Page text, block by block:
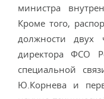
министра
Кроме того,
должности двух
директора ФСО
специальной
Ю.Корнева и